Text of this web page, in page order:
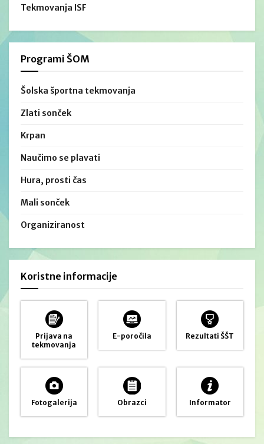
Tekmovanja ISF
Programi ŠOM
Šolska športna tekmovanja
Zlati sonček
Krpan
Naučimo se plavati
Hura, prosti čas
Mali sonček
Organiziranost
Koristne informacije
Prijava na
tekmovanja
E-poročila Rezultati ŠŠT
Fotogalerija Obrazci Informator